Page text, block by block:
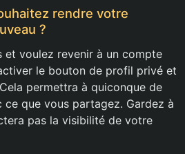
rendre votre
?
et voulez revenir à un compte
le bouton de profil privé et
permettra à quiconque de
ce que vous partagez. Gardez à
pas la visibilité de votre